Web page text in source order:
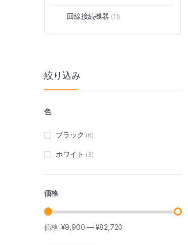
回線接続機器 (11)
絞り込み
色
ブラック (6)
ホワイト (3)
価格
最低価格
最高価格
価格:¥9,900 —¥82,720